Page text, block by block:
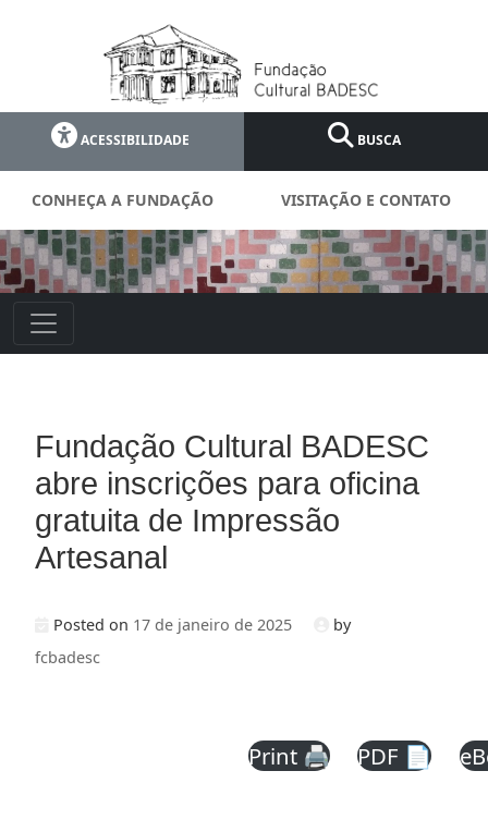
ACESSIBILIDADE BUSCA
CONHEÇA A FUNDAÇÃO VISITAÇÃO E CONTATO
Fundação Cultural BADESC
abre inscrições para oficina
gratuita de Impressão
Artesanal
Posted on 17 de janeiro de 2025
by
fcbadesc
Print 🖨 PDF 📄